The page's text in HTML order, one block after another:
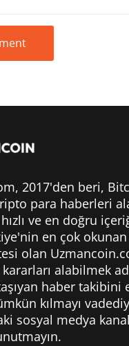
2017'den beri,
para haberleri
ve en doğru
en çok
olan
alabilmek
haber takibini
kılmayı
sosyal medya